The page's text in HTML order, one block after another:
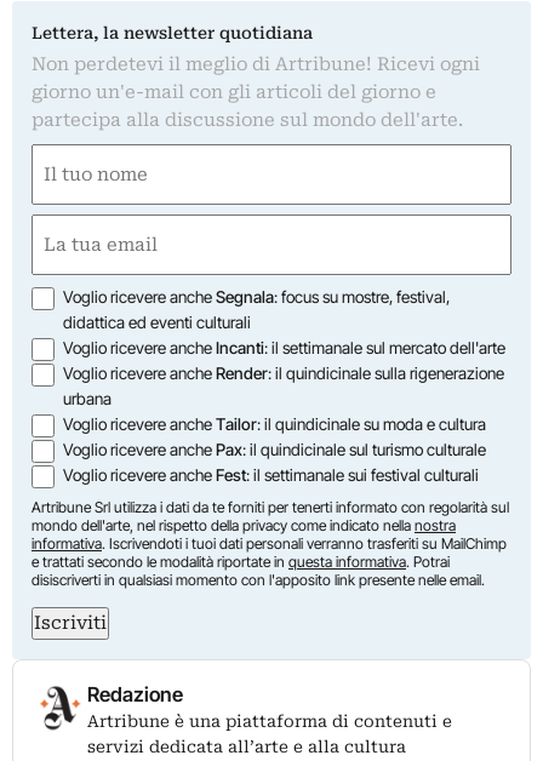
Lettera, la newsletter quotidiana
Non perdetevi il meglio di Artribune! Ricevi ogni
giorno un'e-mail con gli articoli del giorno e
partecipa alla discussione sul mondo dell'arte.
(Required)
First
(Required)
Opzioni
Voglio ricevere ancheSegnala: focus su mostre, festival,
didattica ed eventi culturali
Voglio ricevere ancheIncanti: il settimanale sul mercato dell'arte
Voglio ricevere ancheRender: il quindicinale sulla rigenerazione
urbana
Voglio ricevere ancheTailor: il quindicinale su moda e cultura
Voglio ricevere anchePax: il quindicinale sul turismo culturale
Voglio ricevere ancheFest: il settimanale sui festival culturali
Artribune Srl utilizza i dati da te forniti per tenerti informato con regolarità sul
mondo dell'arte, nel rispetto della privacy come indicato nella nostra
informativa. Iscrivendoti i tuoi dati personali verranno trasferiti su MailChimp
e trattati secondo le modalità riportate in questa informativa. Potrai
disiscriverti in qualsiasi momento con l'apposito link presente nelle email.
Iscriviti
Redazione
Artribune è una piattaforma di contenuti e
servizi dedicata all’arte e alla cultura